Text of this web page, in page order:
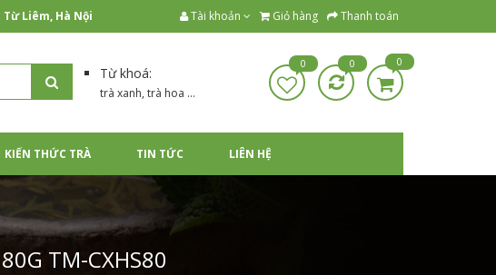
Từ Liêm, Hà Nội Tài khoản Giỏ hàng Thanh toán
Từ khoá:
trà xanh, trà hoa ...
0 0 0
KIẾN THỨC TRÀ TIN TỨC LIÊN HỆ
TM-CXHS80